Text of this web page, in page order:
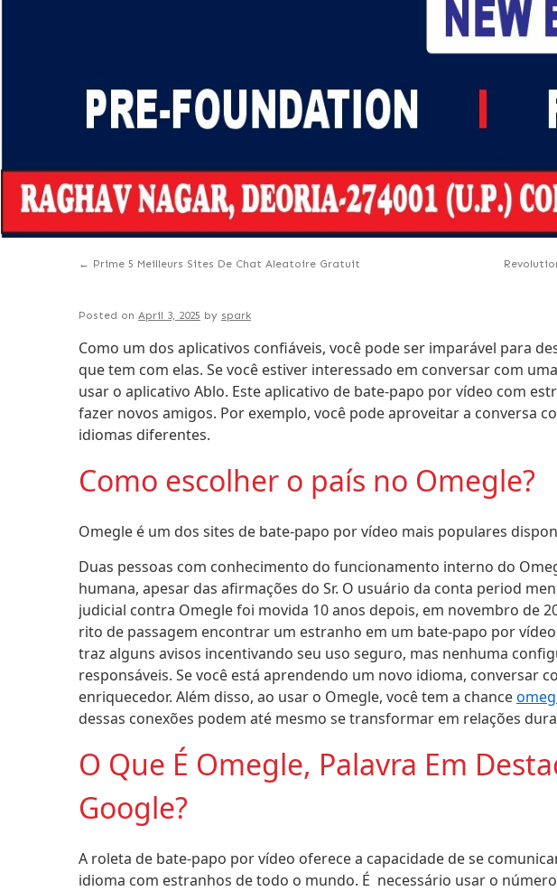
← Prime 5 Meilleurs Sites De Chat Aleatoire Gratuit
Posted on April 3, 2025 by spark
Como um dos aplicativos confiáveis, você pode ser imparável para
que tem com elas. Se você estiver interessado em conversar com
usar o aplicativo Ablo. Este aplicativo de bate-papo por vídeo com
fazer novos amigos. Por exemplo, você pode aproveitar a conversa
idiomas diferentes.
Como escolher o país no Omegle?
Omegle é um dos sites de bate-papo por vídeo mais populares
Duas pessoas com conhecimento do funcionamento interno do
humana, apesar das afirmações do Sr. O usuário da conta period
judicial contra Omegle foi movida 10 anos depois, em novembro de
rito de passagem encontrar um estranho em um bate-papo por
traz alguns avisos incentivando seu uso seguro, mas nenhuma
responsáveis. Se você está aprendendo um novo idioma, conversar
enriquecedor. Além disso, ao usar o Omegle, você tem a chance
dessas conexões podem até mesmo se transformar em relações
O Que É Omegle, Palavra Em
Google?
A roleta de bate-papo por vídeo oferece a capacidade de se
idioma com estranhos de todo o mundo. É necessário usar o